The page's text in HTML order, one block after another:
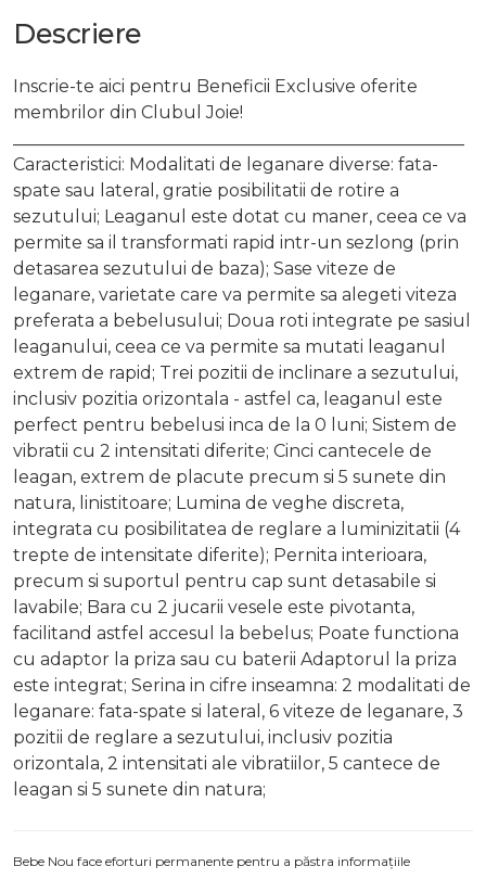
Descriere
Inscrie-te aici pentru Beneficii Exclusive oferite
membrilor din Clubul Joie!
Caracteristici: Modalitati de leganare diverse: fata-
spate sau lateral, gratie posibilitatii de rotire a
sezutului; Leaganul este dotat cu maner, ceea ce va
permite sa il transformati rapid intr-un sezlong (prin
detasarea sezutului de baza); Sase viteze de
leganare, varietate care va permite sa alegeti viteza
preferata a bebelusului; Doua roti integrate pe sasiul
leaganului, ceea ce va permite sa mutati leaganul
extrem de rapid; Trei pozitii de inclinare a sezutului,
inclusiv pozitia orizontala - astfel ca, leaganul este
perfect pentru bebelusi inca de la 0 luni; Sistem de
vibratii cu 2 intensitati diferite; Cinci cantecele de
leagan, extrem de placute precum si 5 sunete din
natura, linistitoare; Lumina de veghe discreta,
integrata cu posibilitatea de reglare a luminizitatii (4
trepte de intensitate diferite); Pernita interioara,
precum si suportul pentru cap sunt detasabile si
lavabile; Bara cu 2 jucarii vesele este pivotanta,
facilitand astfel accesul la bebelus; Poate functiona
cu adaptor la priza sau cu baterii Adaptorul la priza
este integrat; Serina in cifre inseamna: 2 modalitati de
leganare: fata-spate si lateral, 6 viteze de leganare, 3
pozitii de reglare a sezutului, inclusiv pozitia
orizontala, 2 intensitati ale vibratiilor, 5 cantece de
leagan si 5 sunete din natura;
Bebe Nou face eforturi permanente pentru a păstra informațiile